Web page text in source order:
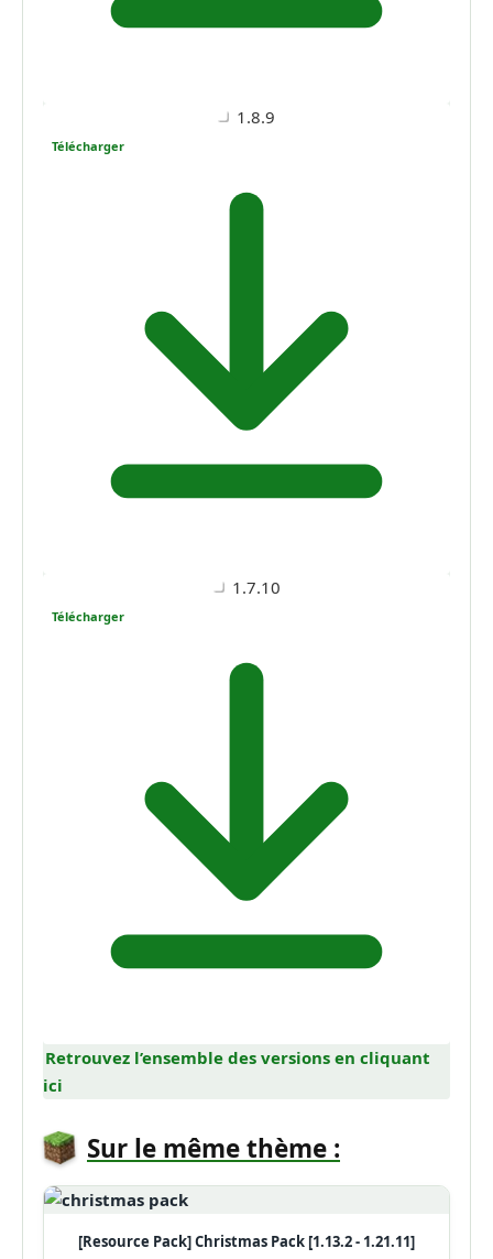
1.8.9
Télécharger
1.7.10
Télécharger
Retrouvez l’ensemble des versions en cliquant
ici
Sur le même thème :
[Resource Pack] Christmas Pack [1.13.2 - 1.21.11]